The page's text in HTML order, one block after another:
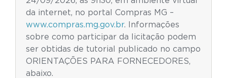
da internet, no portal Compras MG –
www.compras.mg.gov.br. Informações
sobre como participar da licitação podem
ser obtidas de tutorial publicado no campo
ORIENTAÇÕES PARA FORNECEDORES,
abaixo.